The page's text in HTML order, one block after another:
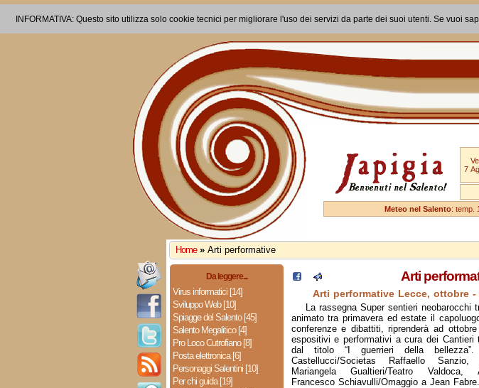
INFORMATIVA: Questo sito utilizza solo cookie tecnici per migliorare l'uso dei servizi da parte dei suoi utenti. Se vuoi
7
Meteo nel Salento: temp.
Home » Arti performative
Da leggere...
Virus informatici [14]
Sviluppo Web [10]
Spiagge del Salento [45]
Salento Megalitico [4]
Pro Loco Cutrofiano [8]
Posta elettronica [6]
Personaggi Salentini [10]
Per chi guida [19]
Arti
Arti performative Lecce, ottobre -
La rassegna Super sentieri neobarocchi
animato tra primavera ed estate il
conferenze e dibattiti, riprenderà ad
espositivi e performativi a cura dei Cantieri
dal titolo “I guerrieri della bellezza”.
Castellucci/Societas Raffaello
Mariangela Gualtieri/Teatro Valdoca,
Francesco Schiavulli/Omaggio a Jean Fabre.